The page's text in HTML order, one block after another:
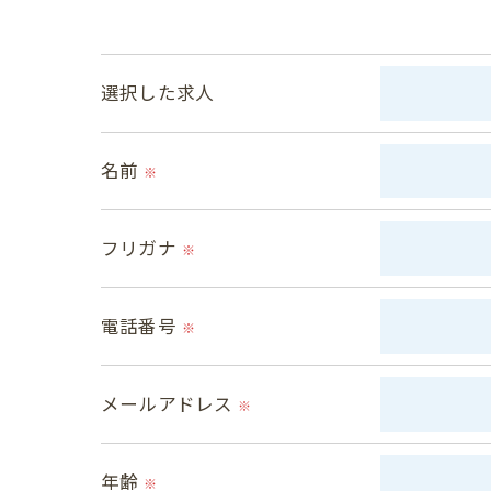
これらの委託先に対しては個人情報保護契
＜個人情報の安全管理＞
当社では、個人情報の漏洩等がなされない
＜個人情報の開示･訂正・削除･利用停止の
当社では、お客様の個人情報の開示･訂正･
選択した求人
名前 ※
フリガナ ※
電話番号 ※
メールアドレス ※
年齢 ※